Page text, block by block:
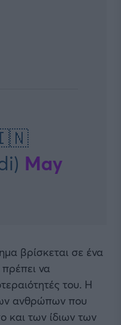
May
βρίσκεται σε ένα
να
του. Η
ανθρώπων που
και των ίδιων των